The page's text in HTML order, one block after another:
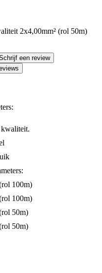
2x4,00mm² (rol 50m)
een review
kwaliteit.
100m)
100m)
50m)
50m)